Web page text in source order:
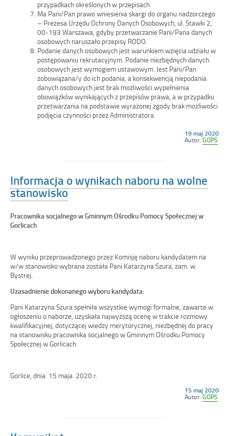
przypadkach określonych w przepisach.
Ma Pani/Pan prawo wniesienia skargi do organu nadzorczego
– Prezesa Urzędu Ochrony Danych Osobowych, ul. Stawki 2,
00-193 Warszawa, gdyby przetwarzanie Pani/Pana danych
osobowych naruszało przepisy RODO.
Podanie danych osobowych jest warunkiem wzięcia udziału w
postępowaniu rekrutacyjnym. Podanie niezbędnych danych
osobowych jest wymogiem ustawowym. Jest Pani/Pan
zobowiązana/y do ich podania, a konsekwencją niepodania
danych osobowych jest brak możliwości wypełnienia
obowiązków wynikających z przepisów prawa, a w przypadku
przetwarzania na podstawie wyrażonej zgody brak możliwości
podjęcia czynności przez Administratora.
Opublikowano
w
19 maj 2020
Autor:GOPS
Informacja o wynikach naboru na wolne
stanowisko
Pracownika socjalnego w Gminnym Ośrodku Pomocy Społecznej w
Gorlicach
W wyniku przeprowadzonego przez Komisję naboru kandydatem na
w/w stanowisko wybrana została Pani Katarzyna Szura, zam. w
Bystrej
Uzasadnienie dokonanego wyboru kandydata:
Pani Katarzyna Szura spełniła wszystkie wymogi formalne, zawarte w
ogłoszeniu o naborze, uzyskała najwyższą ocenę w trakcie rozmowy
kwalifikacyjnej, dotyczącej wiedzy merytorycznej, niezbędnej do pracy
na stanowisku pracownika socjalnego w Gminnym Ośrodku Pomocy
Społecznej w Gorlicach.
Gorlice, dnia 15 maja 2020 r.
Opublikowano
w
15 maj 2020
Autor:GOPS